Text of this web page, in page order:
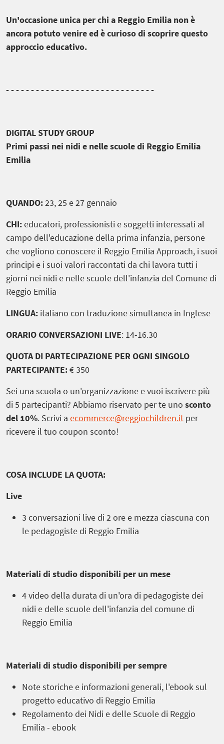
Un'occasione unica per chi a Reggio Emilia non è
ancora potuto venire ed è curioso di scoprire questo
approccio educativo.
- - - - - - - - - - - - - - - - - - - - - - - - - - - - - -
DIGITAL STUDY GROUP
Primi passi nei nidi e nelle scuole di Reggio Emilia
Emilia
QUANDO:23, 25 e 27 gennaio
CHI:educatori, professionisti e soggetti ​​interessati al
campo dell'educazione della prima infanzia, persone
che vogliono conoscere il Reggio Emilia Approach, i suoi
principi e i suoi valori raccontati da chi lavora tutti i
giorni nei nidi e nelle scuole dell'infanzia del Comune di
Reggio Emilia
LINGUA: italiano con traduzione simultanea in Inglese
ORARIO CONVERSAZIONI LIVE: 14-16.30
QUOTA DI PARTECIPAZIONE PER OGNI SINGOLO
PARTECIPANTE:€ 350
Sei una scuola o un'organizzazione e vuoi iscrivere più
di 5 partecipanti? Abbiamo riservato per te uno sconto
del 10%. Scrivi a ecommerce@reggiochildren.it per
ricevere il tuo coupon sconto!
COSA INCLUDE LA QUOTA:
Live
3 conversazioni live di 2 ore e mezza ciascuna con
le pedagogiste di Reggio Emilia
Materiali di studio disponibili per un mese
4 video della durata di un'ora di pedagogiste dei
nidi e delle scuole dell'infanzia del comune di
Reggio Emilia
Materiali di studio disponibili per sempre
Note storiche e informazioni generali, l'ebook sul
progetto educativo di Reggio Emilia
Regolamento dei Nidi e delle Scuole di Reggio
Emilia - ebook